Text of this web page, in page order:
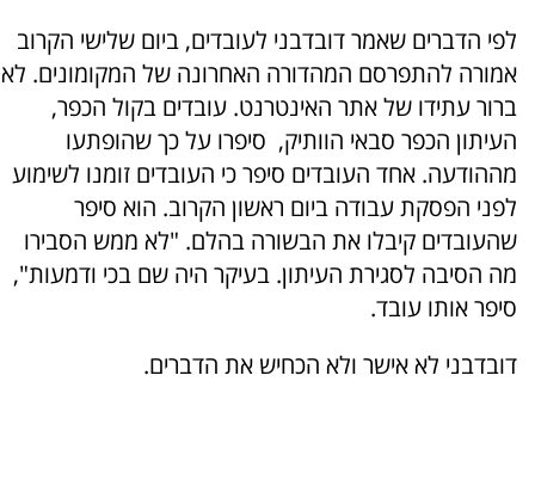
לפי הדברים שאמר דובדבני לעובדים, ביום שלישי הקרוב
אמורה להתפרסם המהדורה האחרונה של המקומונים. לא
ברור עתידו של אתר האינטרנט. עובדים בקול הכפר,
העיתון הכפר סבאי הוותיק, סיפרו על כך שהופתעו
מההודעה. אחד העובדים סיפר כי העובדים זומנו לשימוע
לפני הפסקת עבודה ביום ראשון הקרוב. הוא סיפר
שהעובדים קיבלו את הבשורה בהלם. "לא ממש הסבירו
מה הסיבה לסגירת העיתון. בעיקר היה שם בכי ודמעות",
סיפר אותו עובד.
דובדבני לא אישר ולא הכחיש את הדברים.